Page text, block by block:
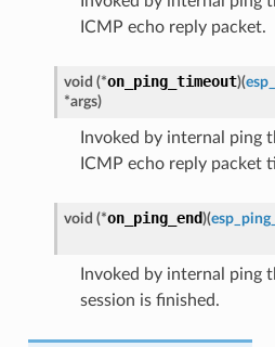
ICMP echo reply packet.
void (*on_ping_timeout)(
*args)
Invoked by internal ping
ICMP echo reply packet
void (*on_ping_end)(
Invoked by internal ping
session is finished.